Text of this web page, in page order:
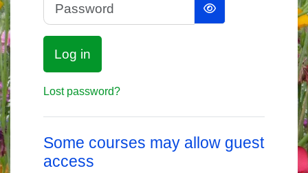
Log in
Lost password?
Some courses may allow guest
access